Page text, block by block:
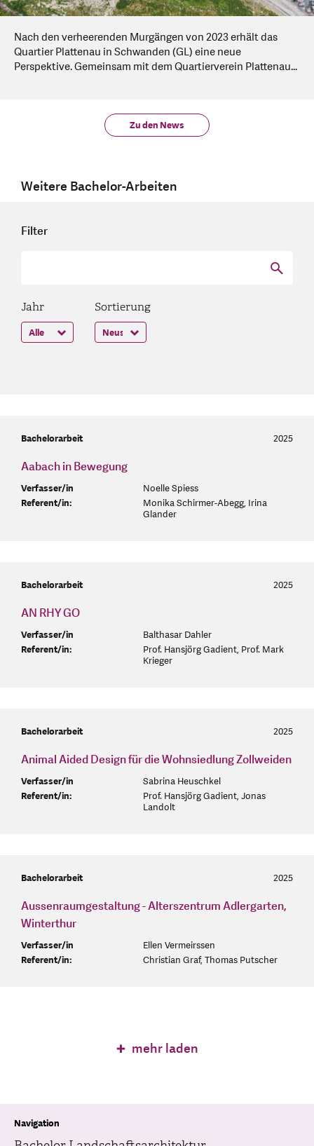
Nach den verheerenden Murgängen von 2023 erhält das
Quartier Plattenau in Schwanden (GL) eine neue
Perspektive. Gemeinsam mit dem Quartierverein Plattenau...
Zu den News
Weitere Bachelor-Arbeiten
Filter
Jahr Sortierung
Bachelorarbeit 2025
Aabach in Bewegung
Verfasser/in
Noelle Spiess
Referent/in:
Monika Schirmer-Abegg, Irina
Glander
Bachelorarbeit 2025
AN RHY GO
Verfasser/in
Balthasar Dahler
Referent/in:
Prof. Hansjörg Gadient, Prof. Mark
Krieger
Bachelorarbeit 2025
Animal Aided Design für die Wohnsiedlung Zollweiden
Verfasser/in
Sabrina Heuschkel
Referent/in:
Prof. Hansjörg Gadient, Jonas
Landolt
Bachelorarbeit 2025
Aussenraumgestaltung - Alterszentrum Adlergarten,
Winterthur
Verfasser/in
Ellen Vermeirssen
Referent/in:
Christian Graf, Thomas Putscher
mehr laden
Navigation